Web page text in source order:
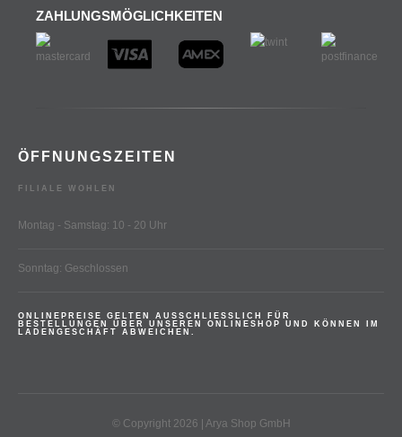
ZAHLUNGSMÖGLICHKEITEN
ÖFFNUNGSZEITEN
FILIALE WOHLEN
Montag - Samstag: 10 - 20 Uhr
Sonntag: Geschlossen
ONLINEPREISE GELTEN AUSSCHLIESSLICH FÜR
BESTELLUNGEN ÜBER UNSEREN ONLINESHOP UND KÖNNEN IM
LADENGESCHÄFT ABWEICHEN.
© Copyright 2026 | Arya Shop GmbH